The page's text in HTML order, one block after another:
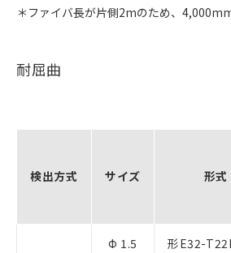
＊ファイバ長が片側2mのため、
耐屈曲
検出方式 サイズ 形式
Φ 1.5
形E32-